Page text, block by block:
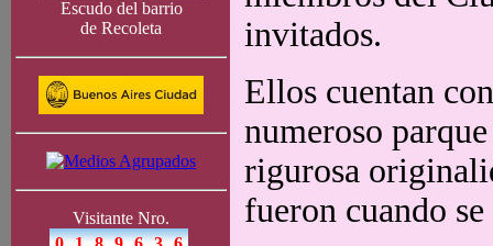
Escudo del barrio
de Recoleta
Visitante Nro.
invitados.
Ellos cuentan
numeroso
rigurosa
fueron cuando